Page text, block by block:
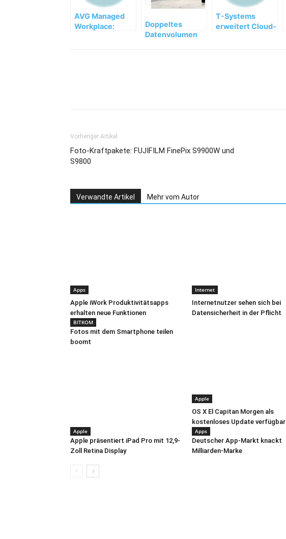
AVG Managed
Workplace:
Doppeltes
Datenvolumen
T-Systems
erweitert Cloud-
Vorheriger Artikel
Foto-Kraftpakete: FUJIFILM FinePix S9900W und
S9800
Verwandte Artikel Mehr vom Autor
Apps
Apple iWork Produktivitätsapps
erhalten neue Funktionen
Internet
Internetnutzer sehen sich bei
Datensicherheit in der Pflicht
BITKOM
Fotos mit dem Smartphone teilen
boomt
Apple
OS X El Capitan Morgen als
kostenloses Update verfügbar
Apple
Apple präsentiert iPad Pro mit 12,9-
Zoll Retina Display
Apps
Deutscher App-Markt knackt
Milliarden-Marke